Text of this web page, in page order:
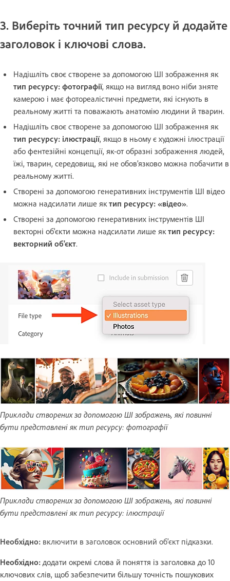
3. Виберіть точний тип ресурсу й додайте
заголовок і ключові слова.
Надішліть своє створене за допомогою ШІ зображення як
тип ресурсу: фотографії, якщо на вигляд воно ніби зняте
камерою і має фотореалістичні предмети, які існують в
реальному житті та поважають анатомію людини й тварин.
Надішліть своє створене за допомогою ШІ зображення як
тип ресурсу: ілюстрації, якщо в ньому є художні ілюстрації
або фентезійні концепції, як-от образні зображення людей,
їжі, тварин, середовищ, які не обов’‎язково можна побачити в
реальному житті.
Створені за допомогою генеративних інструментів ШІ відео
можна надсилати лише яктип ресурсу: «відео».
Створені за допомогою генеративних інструментів ШІ
векторні об'єкти можна надсилати лише яктип ресурсу:
векторний об'єкт.
Приклади створених за допомогою ШІ зображень, які повинні
бути представлені як тип ресурсу: фотографії
Приклади створених за допомогою ШІ зображень, які повинні
бути представлені як тип ресурсу: ілюстрації
Необхідно: включити в заголовок основний об’єкт підказки.
Необхідно:додати окремі слова й поняття із заголовка до 10
ключових слів, щоб забезпечити більшу точність пошукових